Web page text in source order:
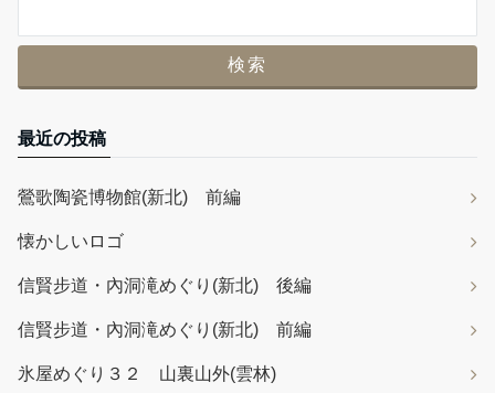
最近の投稿
鶯歌陶瓷博物館(新北) 前編
懐かしいロゴ
信賢步道・內洞滝めぐり(新北) 後編
信賢步道・內洞滝めぐり(新北) 前編
氷屋めぐり３２ 山裏山外(雲林)